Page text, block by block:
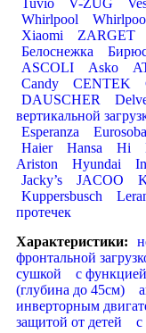
Whirlpool
Xiaomi
ZARGET
Белоснежка
ASCOLI
Asko
Candy
CENTEK
DAUSCHER
вертикальной
Esperanza
Eurosoba
Haier
Hansa Hi
Ariston
Hyundai
Jacky’s
JACOO
Kuppersbusch
протечек
Характеристики:
фронтальной
сушкой
с
(глубина до 45см)
инверторным
защитой от детей
с